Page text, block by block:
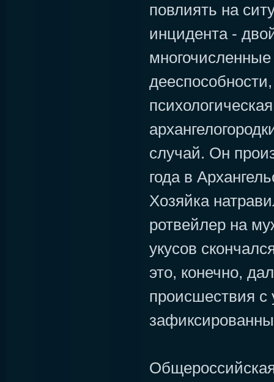
повлиять на
инцидента -
случай. Он
года в
Хозяйка
ротвейлер на
укусов
это, конечно,
происшествия с